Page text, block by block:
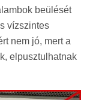
beülését
vízszintes
nem jó, mert a
elpusztulhatnak